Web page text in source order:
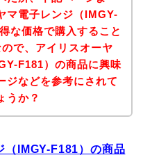
マ電子レンジ（IMGY-
な価格で購入すること
で、アイリスオーヤ
F181）の商品に興味
ジなどを参考にされて
うか？
（IMGY-F181）の商品